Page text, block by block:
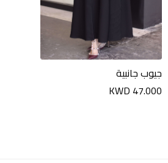
جيوب جانبية
KWD 47.000